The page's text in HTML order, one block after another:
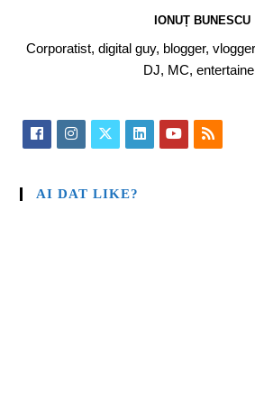
IONUȚ BUNESCU
Corporatist, digital guy, blogger,
DJ, MC,
AI DAT LIKE?